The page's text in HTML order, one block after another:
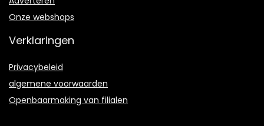
Onze webshops
Verklaringen
Privacybeleid
algemene voorwaarden
Openbaarmaking van filialen